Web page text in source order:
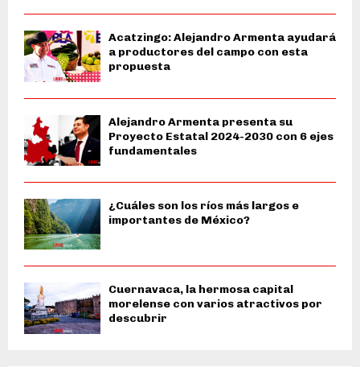
Acatzingo: Alejandro Armenta ayudará
a productores del campo con esta
propuesta
Alejandro Armenta presenta su
Proyecto Estatal 2024-2030 con 6 ejes
fundamentales
¿Cuáles son los ríos más largos e
importantes de México?
Cuernavaca, la hermosa capital
morelense con varios atractivos por
descubrir